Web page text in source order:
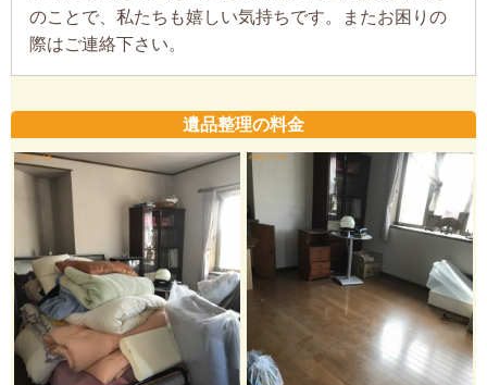
のことで、私たちも嬉しい気持ちです。またお困りの
際はご連絡下さい。
遺品整理の料金